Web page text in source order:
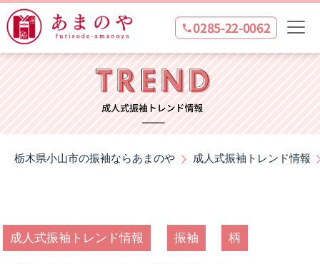
0285-22-0062
栃木県小山市の振袖ならあまのや 成人式振袖トレンド情報
成人式振袖トレンド情報 振袖 柄